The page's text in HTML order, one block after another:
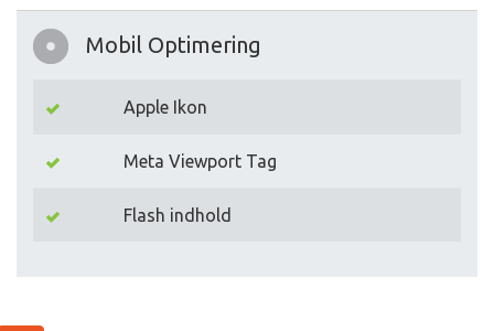
Mobil Optimering
Apple Ikon
Meta Viewport Tag
Flash indhold